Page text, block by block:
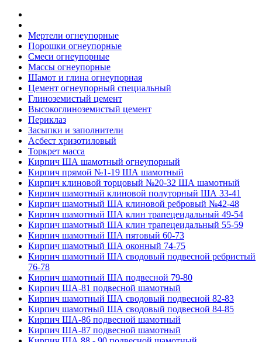
Мертели огнеупорные
Порошки огнеупорные
Смеси огнеупорные
Массы огнеупорные
Шамот и глина огнеупорная
Цемент огнеупорный специальный
Глиноземистый цемент
Высокоглиноземистый цемент
Периклаз
Засыпки и заполнители
Асбест хризотиловый
Торкрет масса
Кирпич ША шамотный огнеупорный
Кирпич прямой №1-19 ША шамотный
Кирпич клиновой торцовый №20-32 ША шамотный
Кирпич шамотный клиновой полуторный ША 33-41
Кирпич шамотный ША клиновой ребровый №42-48
Кирпич шамотный ША клин трапецеидальный 49-54
Кирпич шамотный ША клин трапецеидальный 55-59
Кирпич шамотный ША пятовый 60-73
Кирпич шамотный ША оконный 74-75
Кирпич шамотный ША сводовый подвесной ребристый
76-78
Кирпич шамотный ША подвесной 79-80
Кирпич ША-81 подвесной шамотный
Кирпич шамотный ША сводовый подвесной 82-83
Кирпич шамотный ША сводовый подвесной 84-85
Кирпич ША-86 подвесной шамотный
Кирпич ША-87 подвесной шамотный